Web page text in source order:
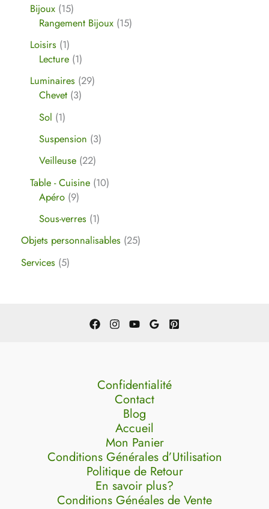
Bijoux 15
Rangement Bijoux 15
Loisirs 1
Lecture 1
Luminaires 29
Chevet 3
Sol 1
Suspension 3
Veilleuse 22
Table - Cuisine 10
Apéro 9
Sous-verres 1
Objets personnalisables 25
Services 5
Confidentialité
Contact
Blog
Accueil
Mon Panier
Conditions Générales d’Utilisation
Politique de Retour
En savoir plus?
Conditions Généales de Vente